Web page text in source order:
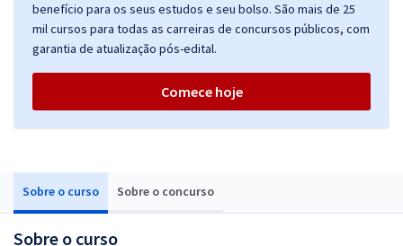
Sobre o curso Sobre o concurso
Sobre o curso
benefício para os seus estudos e seu bolso. São mais de 25
mil cursos para todas as carreiras de concursos públicos, com
garantia de atualização pós-edital.
Comece hoje